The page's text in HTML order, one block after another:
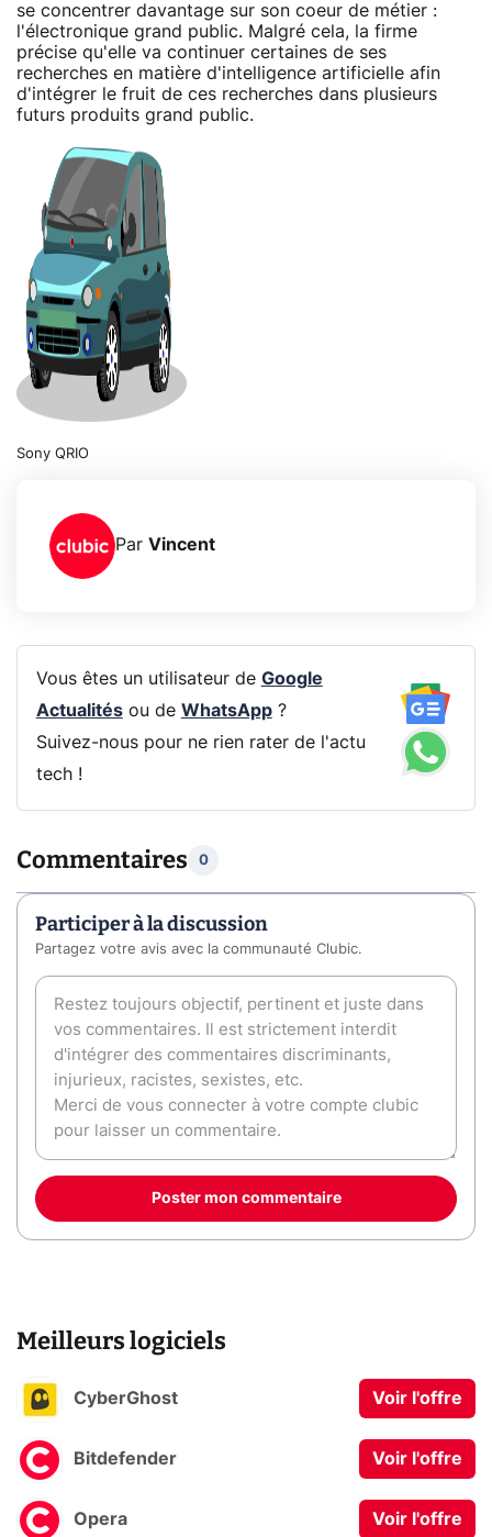
se concentrer davantage sur son coeur de métier :
l'électronique grand public. Malgré cela, la firme
précise qu'elle va continuer certaines de ses
recherches en matière d'intelligence artificielle afin
d'intégrer le fruit de ces recherches dans plusieurs
futurs produits grand public.
Sony QRIO
Par Vincent
Vous êtes un utilisateur de Google
Actualitésou de WhatsApp?
Suivez-nous pour ne rien rater de l'actu
tech !
Commentaires 0
Participer à la discussion
Partagez votre avis avec la communauté Clubic.
Poster mon commentaire
Meilleurs logiciels
CyberGhost Voir l'offre
Bitdefender Voir l'offre
Opera Voir l'offre